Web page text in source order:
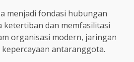
menjadi fondasi hubungan
dan memfasilitasi
organisasi modern, jaringan
antaranggota.